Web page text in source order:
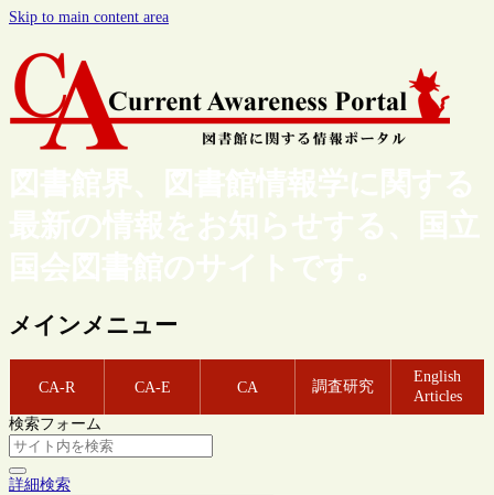
Skip to main content area
図書館界、図書館情報学に関する
最新の情報をお知らせする、国立
国会図書館のサイトです。
メインメニュー
CA-R CA-E CA 調査研究
English
Articles
検索フォーム
詳細検索